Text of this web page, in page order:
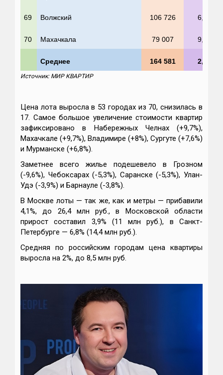
69 Волжский 106 726 6,8%
70 Махачкала 79 007 9,3%
Среднее 164 581 2,8%
Источник: МИР КВАРТИР
Цена лота выросла в 53 городах из 70, снизилась в
17. Самое большое увеличение стоимости квартир
зафиксировано в Набережных Челнах (+9,7%),
Махачкале (+9,7%), Владимире (+8%), Сургуте (+7,6%)
и Мурманске (+6,8%).
Заметнее всего жилье подешевело в Грозном
(-9,6%), Чебоксарах (-5,3%), Саранске (-5,3%), Улан-
Удэ (-3,9%) и Барнауле (-3,8%).
В Москве лоты — так же, как и метры — прибавили
4,1%, до 26,4 млн руб., в Московской области
прирост составил 3,9% (11 млн руб.), в Санкт-
Петербурге — 6,8% (14,4 млн руб.).
Средняя по российским городам цена квартиры
выросла на 2%, до 8,5 млн руб.